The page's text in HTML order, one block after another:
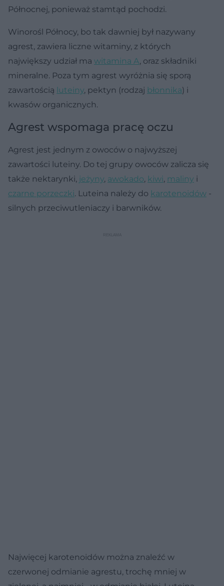
Północnej, ponieważ stamtąd pochodzi.
Winorośl Północy, bo tak dawniej był nazywany
agrest, zawiera liczne witaminy, z których
największy udział ma witamina A, oraz składniki
mineralne. Poza tym agrest wyróżnia się sporą
zawartością luteiny, pektyn (rodzaj błonnika) i
kwasów organicznych.
Agrest wspomaga pracę oczu
Agrest jest jednym z owoców o najwyższej
zawartości luteiny. Do tej grupy owoców zalicza się
także nektarynki, jeżyny, awokado, kiwi, maliny i
czarne porzeczki. Luteina należy do karotenoidów -
silnych przeciwutleniaczy i barwników.
Najwięcej karotenoidów można znaleźć w
czerwonej odmianie agrestu, trochę mniej w